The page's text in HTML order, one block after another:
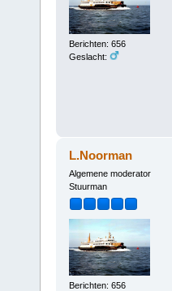
Berichten: 656
Geslacht:
L.Noorman
Algemene moderator
Stuurman
Berichten: 656